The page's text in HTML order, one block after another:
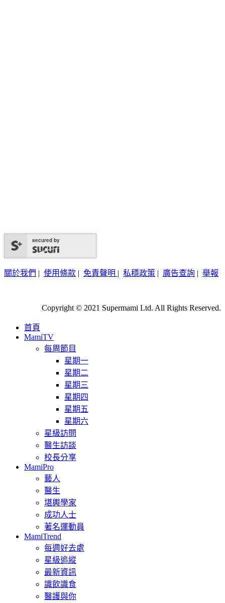
secured by
關於我們 | 使用條款 | 免責聲明 | 私穩政策 | 廣告查詢 | 舉報
Copyright © 2021 Supermami Ltd. All Rights Reserved.
首頁
MamiTV
每周節目
星期一
星期二
星期三
星期四
星期五
星期六
星級訪問
醫生訪談
校長分享
MamiPro
藝人
醫生
堪輿學家
成功人士
著名運動員
MamiTrend
每週好去處
星級追縱
最新資訊
識飲識食
醫護與你